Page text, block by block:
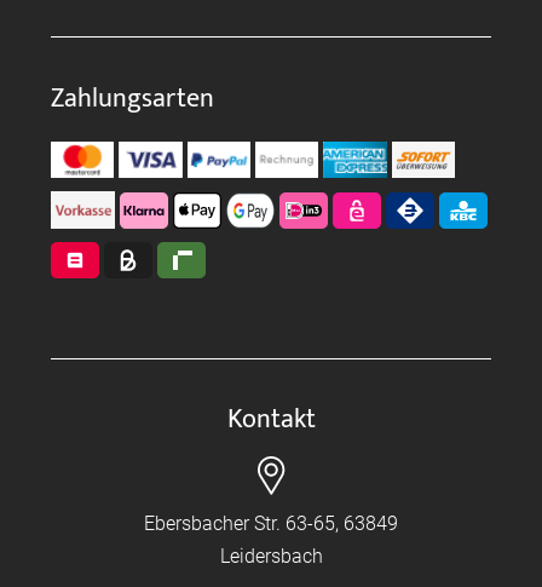
Zahlungsarten
Kontakt
Ebersbacher Str. 63-65, 63849
Leidersbach